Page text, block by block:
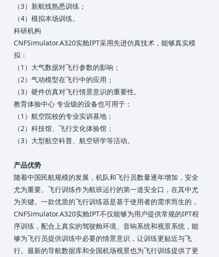
（3）新航线熟悉训练；
（4）模拟本场训练。
科研机构
CNFSimulator.A320实舱IPT采用先进仿真技术，能够真实模
拟：
（1）大气数据对飞行参数的影响；
（2）气动模型在飞行中的应用；
（3）硬件仿真对飞行情景意识的重要性。
教育体验中心 专业级的设备也可用于：
（1）航空院校的专业实训基地；
（2）科技馆、飞行文化体验馆；
（3）大型航空科普、航空研学等活动。
产品优势
随着中国民航规模的发展，机队和飞行员数量逐年增加，安全
尤为重要。飞行训练作为航班运行的第一道安全口，在其中尤
为关键。一款优质的飞行训练器是基于使用者的需求而生的，
CNFSimulator.A320实舱IPT不仅能够为用户提供常规的IPT程
序训练，配合上真实的驾驶舱环境、音响系统和视景系统，能
够为飞行员提供训练中必要的情景意识，让训练更贴近与飞
行。最新的导航数据库和全国机场视景也为飞行训练提供了更